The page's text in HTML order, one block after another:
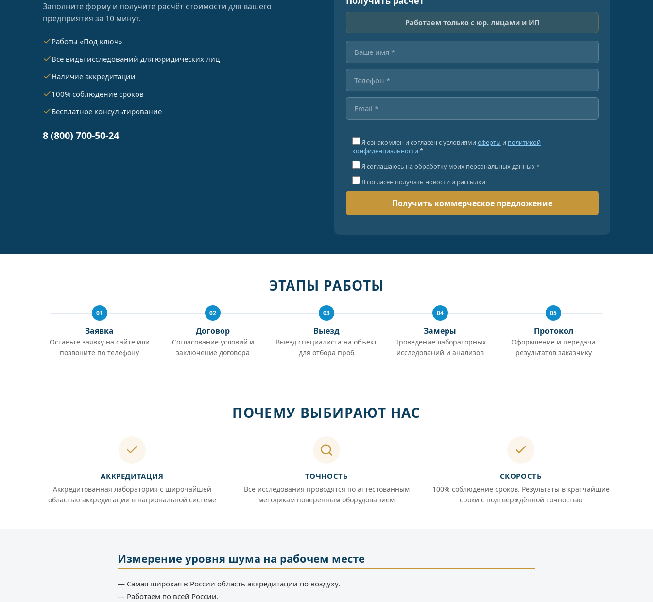
Заполните форму и получите расчёт стоимости для вашего
предприятия за 10 минут.
Работы «Под ключ»
Все виды исследований для юридических лиц
Наличие аккредитации
100% соблюдение сроков
Бесплатное консультирование
8 (800) 700-50-24
Работаем только с юр. лицами и ИП
Я ознакомлен и согласен с условиями оферты и политикой
конфиденциальности *
Я соглашаюсь на обработку моих персональных данных *
Я согласен получать новости и рассылки
ЭТАПЫ РАБОТЫ
01
Заявка
Оставьте заявку на сайте или
позвоните по телефону
02
Договор
Согласование условий и
заключение договора
03
Выезд
Выезд специалиста на объект
для отбора проб
04
Замеры
Проведение лабораторных
исследований и анализов
05
Протокол
Оформление и передача
результатов заказчику
ПОЧЕМУ ВЫБИРАЮТ НАС
АККРЕДИТАЦИЯ
Аккредитованная лаборатория с широчайшей
областью аккредитации в национальной системе
ТОЧНОСТЬ
Все исследования проводятся по аттестованным
методикам поверенным оборудованием
СКОРОСТЬ
100% соблюдение сроков. Результаты в кратчайшие
сроки с подтверждённой точностью
Измерение уровня шума на рабочем месте
— Самая широкая в России область аккредитации по воздуху.
— Работаем по всей России.